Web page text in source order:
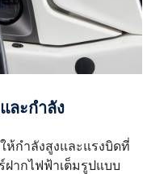
และกำลัง
ห้กำลังสูงและแรงบิดที่
ากไฟฟ้าเต็มรูปแบบ